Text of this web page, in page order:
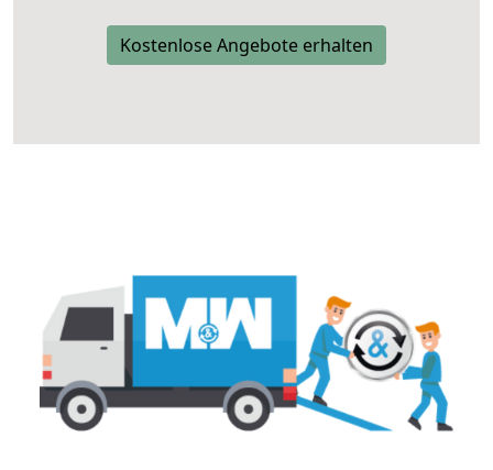
Kostenlose Angebote erhalten